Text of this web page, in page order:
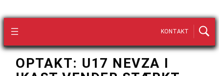
KONTAKT
OPTAKT: U17 NEVZA I